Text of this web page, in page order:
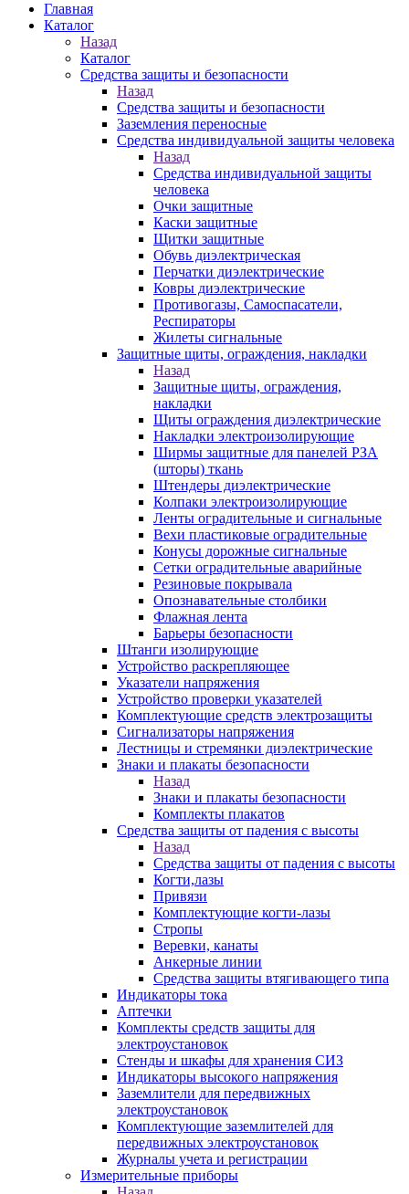
Главная
Каталог
Назад
Каталог
Средства защиты и безопасности
Назад
Средства защиты и безопасности
Заземления переносные
Средства индивидуальной защиты человека
Назад
Средства индивидуальной защиты
человека
Очки защитные
Каски защитные
Щитки защитные
Обувь диэлектрическая
Перчатки диэлектрические
Ковры диэлектрические
Противогазы, Самоспасатели,
Респираторы
Жилеты сигнальные
Защитные щиты, ограждения, накладки
Назад
Защитные щиты, ограждения,
накладки
Щиты ограждения диэлектрические
Накладки электроизолирующие
Ширмы защитные для панелей РЗА
(шторы) ткань
Штендеры диэлектрические
Колпаки электроизолирующие
Ленты оградительные и сигнальные
Вехи пластиковые оградительные
Конусы дорожные сигнальные
Сетки оградительные аварийные
Резиновые покрывала
Опознавательные столбики
Флажная лента
Барьеры безопасности
Штанги изолирующие
Устройство раскрепляющее
Указатели напряжения
Устройство проверки указателей
Комплектующие средств электрозащиты
Сигнализаторы напряжения
Лестницы и стремянки диэлектрические
Знаки и плакаты безопасности
Назад
Знаки и плакаты безопасности
Комплекты плакатов
Средства защиты от падения с высоты
Назад
Средства защиты от падения с высоты
Когти,лазы
Привязи
Комплектующие когти-лазы
Стропы
Веревки, канаты
Анкерные линии
Средства защиты втягивающего типа
Индикаторы тока
Аптечки
Комплекты средств защиты для
электроустановок
Стенды и шкафы для хранения СИЗ
Индикаторы высокого напряжения
Заземлители для передвижных
электроустановок
Комплектующие заземлителей для
передвижных электроустановок
Журналы учета и регистрации
Измерительные приборы